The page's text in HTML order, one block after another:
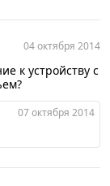
04 октября 2014
к устройству с
07 октября 2014